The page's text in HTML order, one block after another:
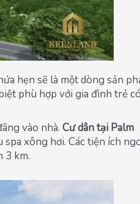
hẹn sẽ là một dòng sản
phù hợp với gia đình trẻ
vào nhà. Cư dân tại Palm
xông hơi. Các tiện ích
3 km.